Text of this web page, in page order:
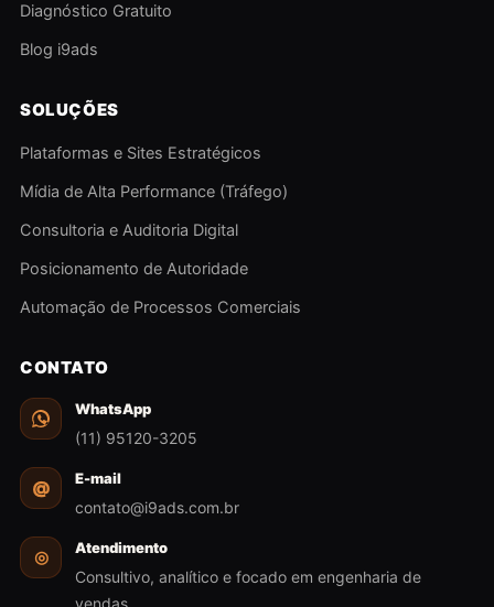
Diagnóstico Gratuito
Blog i9ads
SOLUÇÕES
Plataformas e Sites Estratégicos
Mídia de Alta Performance (Tráfego)
Consultoria e Auditoria Digital
Posicionamento de Autoridade
Automação de Processos Comerciais
CONTATO
WhatsApp
(11) 95120-3205
@ E-mail
contato@i9ads.com.br
◎ Atendimento
Consultivo, analítico e focado em engenharia de
vendas.